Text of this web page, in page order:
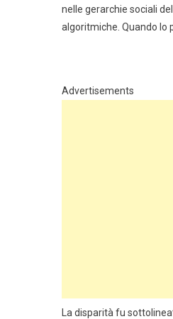
nelle gerarchie sociali
algoritmiche. Quando lo
Advertisements
La disparità fu